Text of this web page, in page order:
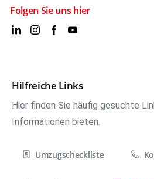
Folgen Sie uns hier
Hilfreiche Links
Hier finden Sie häufig gesuchte
Informationen bieten.
Umzugscheckliste